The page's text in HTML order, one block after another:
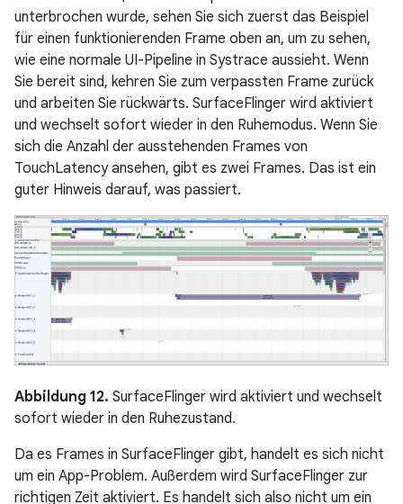
unterbrochen wurde, sehen Sie sich zuerst das Beispiel
für einen funktionierenden Frame oben an, um zu sehen,
wie eine normale UI-Pipeline in Systrace aussieht. Wenn
Sie bereit sind, kehren Sie zum verpassten Frame zurück
und arbeiten Sie rückwärts. SurfaceFlinger wird aktiviert
und wechselt sofort wieder in den Ruhemodus. Wenn Sie
sich die Anzahl der ausstehenden Frames von
TouchLatency ansehen, gibt es zwei Frames. Das ist ein
guter Hinweis darauf, was passiert.
Abbildung 12. SurfaceFlinger wird aktiviert und wechselt
sofort wieder in den Ruhezustand.
Da es Frames in SurfaceFlinger gibt, handelt es sich nicht
um ein App-Problem. Außerdem wird SurfaceFlinger zur
richtigen Zeit aktiviert. Es handelt sich also nicht um ein